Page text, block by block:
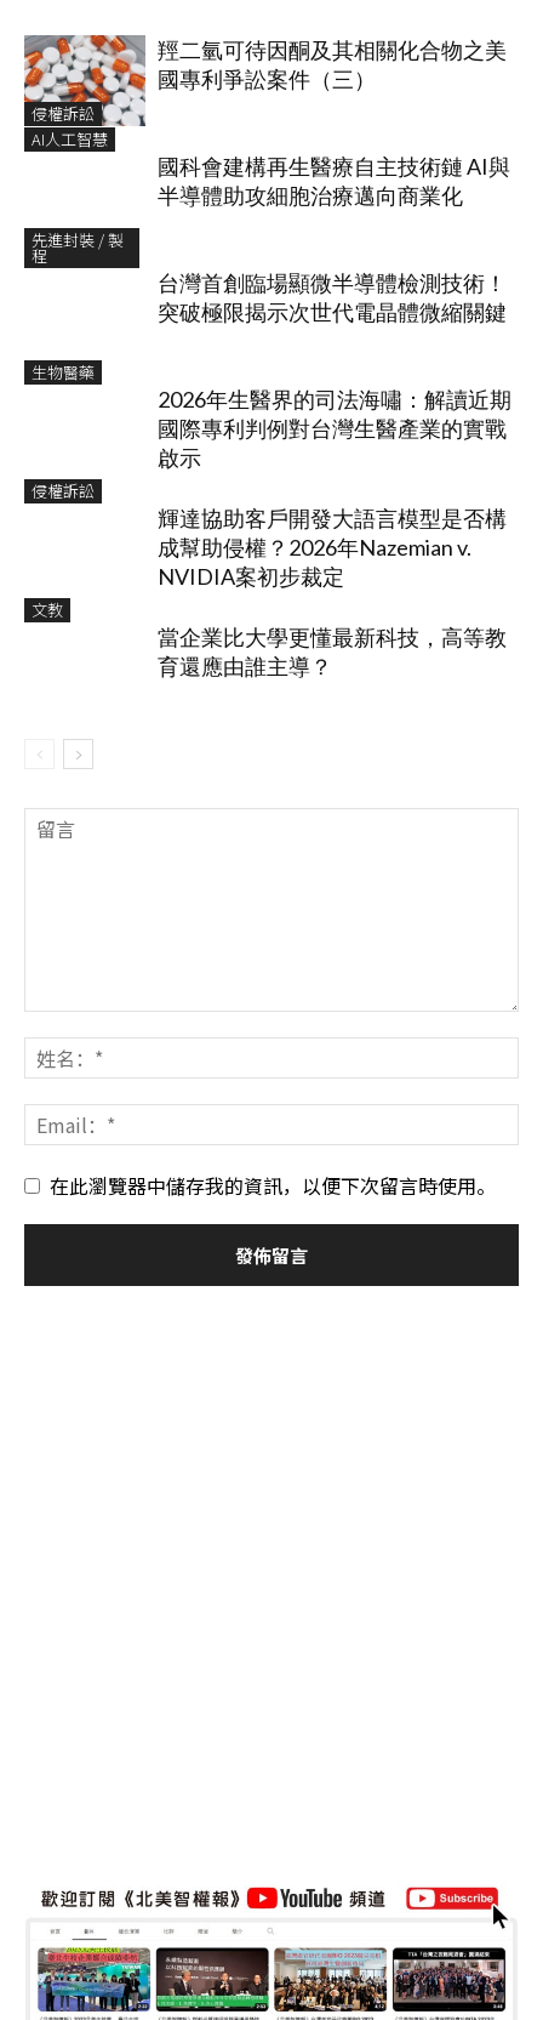
侵權訴訟
羥二氫可待因酮及其相關化合物之美
國專利爭訟案件（三）
AI人工智慧
國科會建構再生醫療自主技術鏈 AI與
半導體助攻細胞治療邁向商業化
先進封裝 / 製
程
台灣首創臨場顯微半導體檢測技術！
突破極限揭示次世代電晶體微縮關鍵
生物醫藥
2026年生醫界的司法海嘯：解讀近期
國際專利判例對台灣生醫產業的實戰
啟示
侵權訴訟
輝達協助客戶開發大語言模型是否構
成幫助侵權？2026年Nazemian v.
NVIDIA案初步裁定
文教
當企業比大學更懂最新科技，高等教
育還應由誰主導？
在此瀏覽器中儲存我的資訊，以便下次留言時使用。